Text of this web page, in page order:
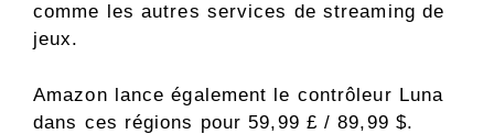
comme les autres services de streaming de
jeux.
Amazon lance également le contrôleur Luna
dans ces régions pour 59,99 £ / 89,99 $.